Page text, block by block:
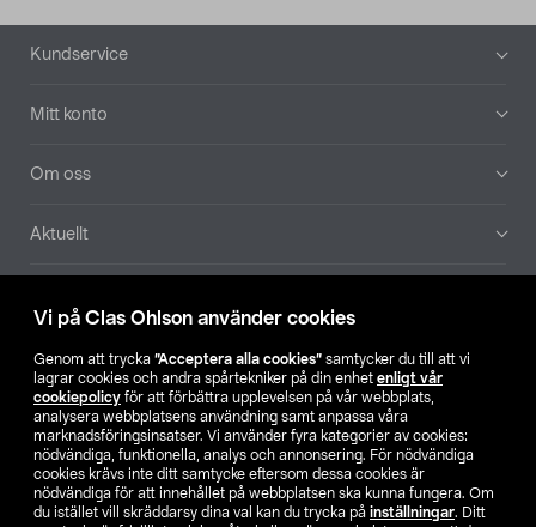
Vi på Clas Ohlson använder cookies
Genom att trycka ”Acceptera alla cookies” samtycker du till att vi
lagrar cookies och andra spårtekniker på din enhet enligt vår
cookiepolicy för att förbättra upplevelsen på vår webbplats,
analysera webbplatsens användning samt anpassa våra
marknadsföringsinsatser. Vi använder fyra kategorier av cookies:
nödvändiga, funktionella, analys och annonsering. För nödvändiga
cookies krävs inte ditt samtycke eftersom dessa cookies är
nödvändiga för att innehållet på webbplatsen ska kunna fungera. Om
du istället vill skräddarsy dina val kan du trycka på inställningar. Ditt
Sidfot
Kundservice
Mitt konto
Om oss
Aktuellt
Hitta butik
SE NO FI